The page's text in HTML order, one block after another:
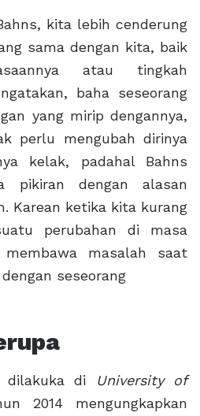
kita lebih cenderung
sama dengan kita, baik
atau tingkah
baha seseorang
yang mirip dengannya,
perlu mengubah dirinya
kelak, padahal Bahns
pikiran dengan alasan
Karean ketika kita kurang
perubahan di masa
masalah saat
seseorang
dilakuka di
University of
2014 mengungkapkan